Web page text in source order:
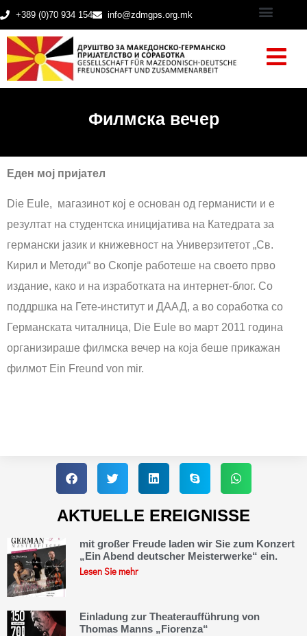
+389 (0)70 934 154 info@zdmgps.org.mk
Филмска вечер
Еден мој пријател
Die Eule, магазинот кој е основан од германисти и е
резултат на студентска иницијатива на Катедрата за
германски јазик и книжевност на Универзитетот „Св.
Кирил и Методи“ во Скопје работеше на своето прво
издание, како и на изработката на интернет-блог. Со
поддршка на Гете-институт и ДААД, а во соработка со
Германската читалница, Die Eule во март 2011 година
организираше филмска вечер на која беше прикажан
филмот Ein Freund von mir.
AKTUELLE EREIGNISSE
mit großer Freude laden wir Sie zum Konzert
„Ein Abend deutscher Meisterwerke“ ein.
Lesen Sie mehr
Einladung zur Theateraufführung von
Thomas Manns „Fiorenza“